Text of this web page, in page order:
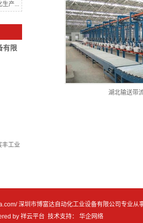
生产...
有限
丰工业
湖北输送带
深圳市博富达自动化工业设备有限公司专业从
by 祥云平台 技术支持： 华企网络